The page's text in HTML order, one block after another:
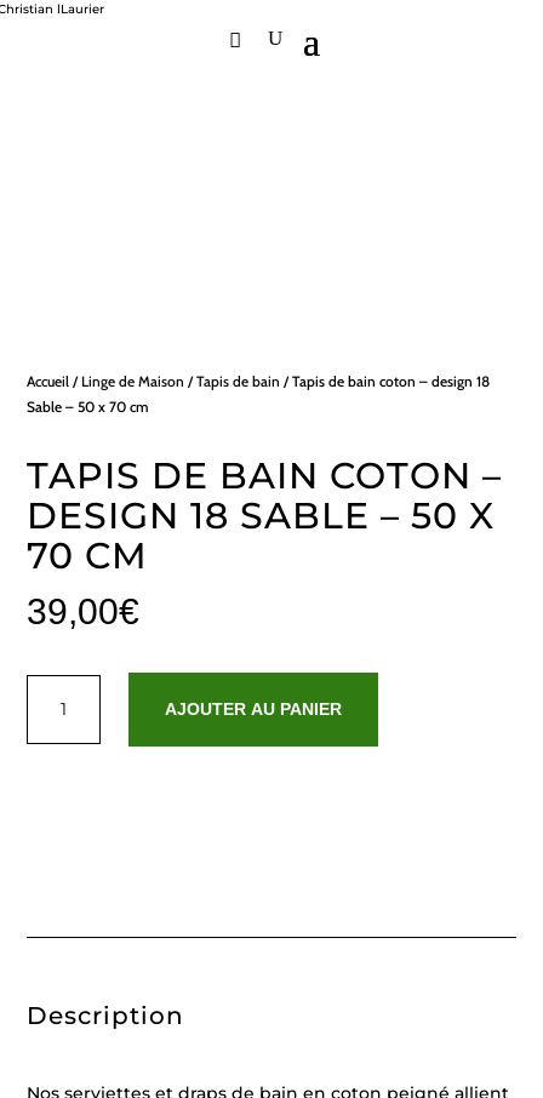
Accueil / Linge de Maison /Tapis de bain / Tapis de bain coton – design 18
Sable – 50 x 70 cm
TAPIS DE BAIN COTON –
DESIGN 18 SABLE – 50 X
70 CM
39,00€
cm
AJOUTER AU PANIER
Description
Nos serviettes et draps de bain en coton peigné allient